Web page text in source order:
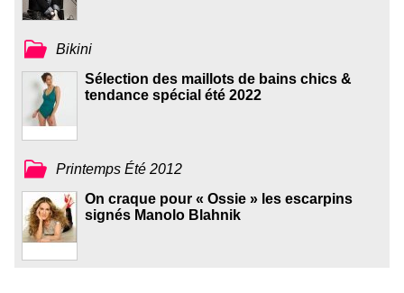
Bikini
Sélection des maillots de bains chics &
tendance spécial été 2022
Printemps Été 2012
On craque pour « Ossie » les escarpins
signés Manolo Blahnik